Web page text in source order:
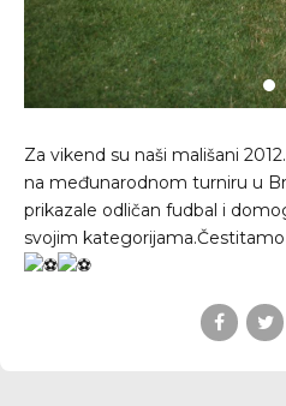
Za vikend su naši mališani
na međunarodnom turniru u
prikazale odličan fudbal i
svojim